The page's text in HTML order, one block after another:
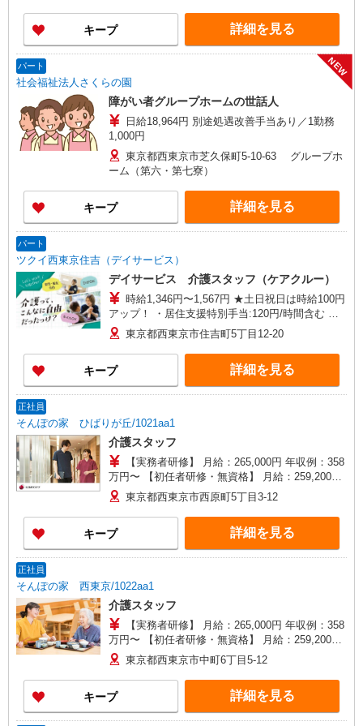
【在宅介護センター小岩】東京都江戸川区西小岩
四丁目14-6 メゾン司1階1F号室 【在宅介護セン
ター西東京】東京都西東京市西原町一丁目4-6 サ
ンハイツ101号室 【在宅介護センター石神井】東
京都練馬区石神井町三丁目18-4 ユービル102号
【在宅介護センター大田】東京都大田区蒲田二丁
目19-8
キープ 詳細を見る
パート
社会福祉法人さくらの園
NEW
障がい者グループホームの世話人
日給18,964円 別途処遇改善手当あり／1勤務
1,000円
東京都西東京市芝久保町5-10-63 グループホ
ーム（第六・第七寮）
キープ 詳細を見る
パート
ツクイ西東京住吉（デイサービス）
デイサービス 介護スタッフ（ケアクルー）
時給1,346円〜1,567円 ★土日祝日は時給100円
アップ！ ・居住支援特別手当:120円/時間含む ※
給与幅は資格・経験等による
東京都西東京市住吉町5丁目12-20
キープ 詳細を見る
正社員
そんぽの家 ひばりが丘/1021aa1
介護スタッフ
【実務者研修】 月給：265,000円 年収例：358
万円〜 【初任者研修・無資格】 月給：259,200円
年収例：350万円〜 ※職務手当、（東京都）居住
支援特別手当、働きがい向上手当、日祝手当（月
平均2回分）、夜勤手当（月平均5回分）等、毎月
平均的に支払われる手当を含みます。 ※夜勤は時
間数によって手当が異なります。 ※居住支援特別
入社は除く） ◎賞与：基本給2.08ヶ月分/年支給
◎残業時は別途時間外手当支給（超過1分〜）
東京都西東京市西原町5丁目3-12
キープ 詳細を見る
正社員
そんぽの家 西東京/1022aa1
介護スタッフ
【実務者研修】 月給：265,000円 年収例：358
万円〜 【初任者研修・無資格】 月給：259,200円
年収例：350万円〜 ※職務手当、（東京都）居住
支援特別手当、働きがい向上手当、日祝手当（月
平均2回分）、夜勤手当（月平均5回分）等、毎月
平均的に支払われる手当を含みます。 ※居住支援
特別手当は勤続5年目までの方はさらに1万円支給
東京都西東京市中町6丁目5-12
キープ 詳細を見る